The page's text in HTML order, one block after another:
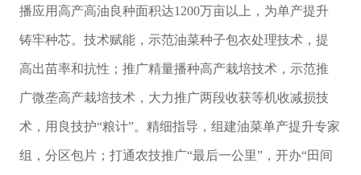
播应用高产高油良种面积达1200万亩以上，为单产提升
铸牢种芯。技术赋能，示范油菜种子包衣处理技术，提
高出苗率和抗性；推广精量播种高产栽培技术，示范推
广微垄高产栽培技术，大力推广两段收获等机收减损技
术，用良技护“粮计”。精细指导，组建油菜单产提升专家
组，分区包片；打通农技推广“最后一公里”，开办“田间